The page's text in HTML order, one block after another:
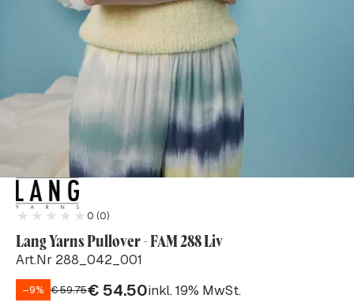
0 (0)
Lang Yarns Pullover - FAM 288 Liv
Art.Nr 288_042_001
–9% €59.75€ 54.50inkl. 19% MwSt.